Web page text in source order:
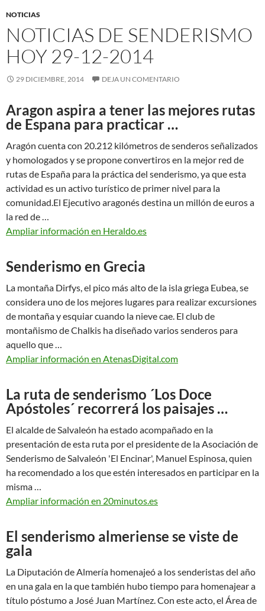
NOTICIAS
NOTICIAS DE SENDERISMO
HOY 29-12-2014
29 DICIEMBRE, 2014 DEJA UN COMENTARIO
Aragon aspira a tener las mejores rutas
de Espana para practicar …
Aragón cuenta con 20.212 kilómetros de senderos señalizados
y homologados y se propone convertiros en la mejor red de
rutas de España para la práctica del senderismo, ya que esta
actividad es un activo turístico de primer nivel para la
comunidad.El Ejecutivo aragonés destina un millón de euros a
la red de …
Ampliar información en Heraldo.es
Senderismo en Grecia
La montaña Dirfys, el pico más alto de la isla griega Eubea, se
considera uno de los mejores lugares para realizar excursiones
de montaña y esquiar cuando la nieve cae. El club de
montañismo de Chalkis ha diseñado varios senderos para
aquello que …
Ampliar información en AtenasDigital.com
La ruta de senderismo ´Los Doce
Apóstoles´ recorrerá los paisajes …
El alcalde de Salvaleón ha estado acompañado en la
presentación de esta ruta por el presidente de la Asociación de
Senderismo de Salvaleón 'El Encinar', Manuel Espinosa, quien
ha recomendado a los que estén interesados en participar en la
misma …
Ampliar información en 20minutos.es
El senderismo almeriense se viste de
gala
La Diputación de Almería homenajeó a los senderistas del año
en una gala en la que también hubo tiempo para homenajear a
título póstumo a José Juan Martínez. Con este acto, el Área de